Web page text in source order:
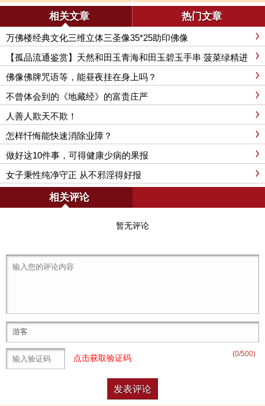
佛楼经典文化
相关文章 热门文章
万佛楼经典文化三维立体三圣像35*25助印佛像
【孤品流通鉴赏】天然和田玉青海和田玉碧玉手串 菠菜绿精进
修行 万佛楼经典文化
佛像佛牌咒语等，能昼夜挂在身上吗？
不曾体会到的《地藏经》的富贵庄严
人善人欺天不欺！
怎样忏悔能快速消除业障？
做好这10件事，可得健康少病的果报
女子秉性纯净守正 从不邪淫得好报
相关评论
暂无评论
(0/500)
点击获取验证码